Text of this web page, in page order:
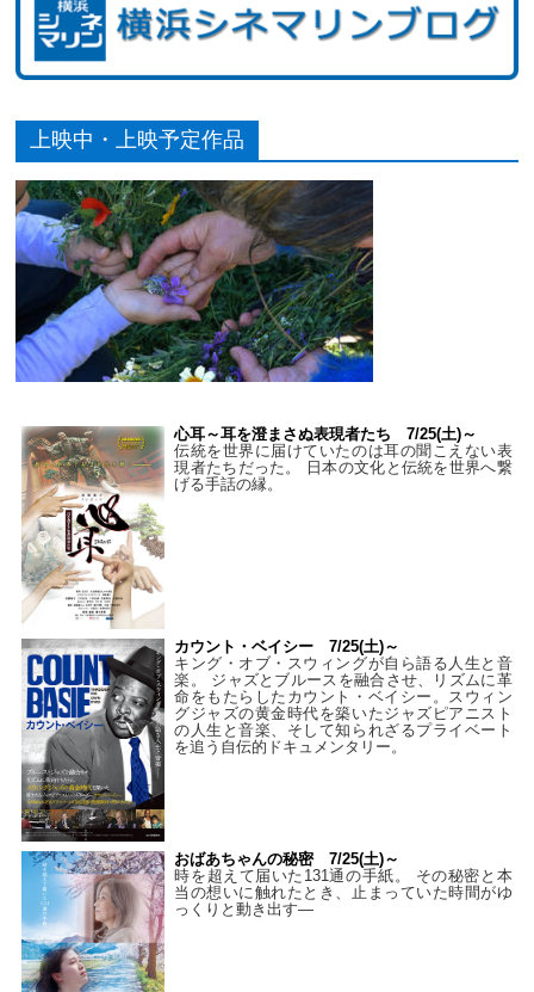
上映中・上映予定作品
心耳～耳を澄まさぬ表現者たち 7/25(土)～
伝統を世界に届けていたのは耳の聞こえない表
現者たちだった。 日本の文化と伝統を世界へ繋
げる手話の縁。
カウント・ベイシー 7/25(土)～
キング・オブ・スウィングが自ら語る人生と音
楽。 ジャズとブルースを融合させ、リズムに革
命をもたらしたカウント・ベイシー。スウィン
グジャズの黄金時代を築いたジャズピアニスト
の人生と音楽、そして知られざるプライベート
を追う自伝的ドキュメンタリー。
おばあちゃんの秘密 7/25(土)～
時を超えて届いた131通の手紙。 その秘密と本
当の想いに触れたとき、止まっていた時間がゆ
っくりと動き出す―